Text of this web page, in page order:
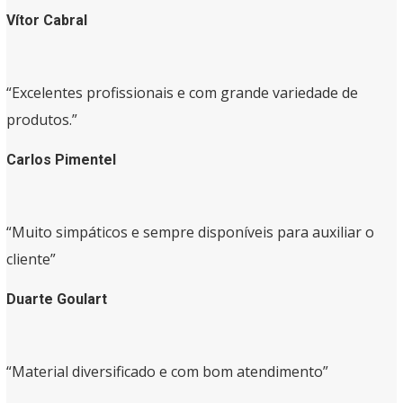
Vítor Cabral
“Excelentes profissionais e com grande variedade de
produtos.”
Carlos Pimentel
“Muito simpáticos e sempre disponíveis para auxiliar o
cliente”
Duarte Goulart
“Material diversificado e com bom atendimento”